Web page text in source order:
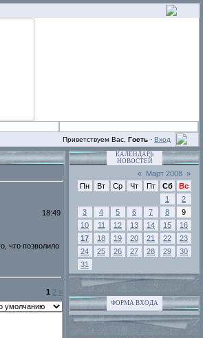
Приветствуем Вас, Гость · Вход
18:49
что позволило
1 2 »
КАЛЕНДАРЬ
НОВОСТЕЙ
« Март 2008 »
Пн
Вт Ср Чт Пт Сб
Вс
1
2
3
4 5 6 7 8
9
10
11 12 13 14 15
16
17
18 19 20 21 22
23
24
25 26 27 28 29
30
31
ФОРМА ВХОДА